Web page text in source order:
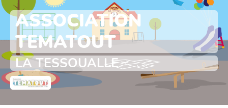
ASSOCIATION
TEMATOUT
LA TESSOUALLE